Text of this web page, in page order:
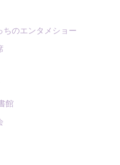
ちのエンタメショー
館